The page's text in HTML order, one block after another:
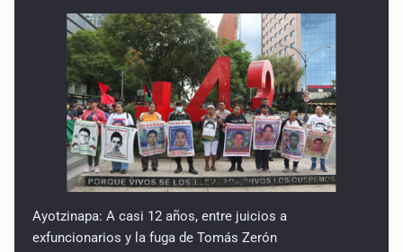
Ayotzinapa: A casi 12 años, entre juicios a
exfuncionarios y la fuga de Tomás Zerón